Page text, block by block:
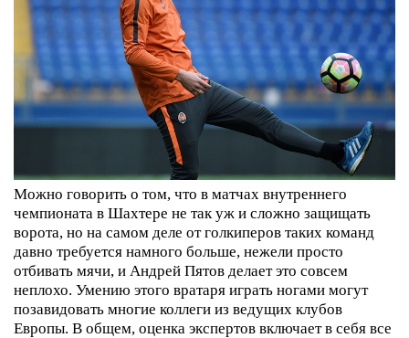
Можно говорить о том, что в матчах внутреннего
чемпионата в Шахтере не так уж и сложно защищать
ворота, но на самом деле от голкиперов таких команд
давно требуется намного больше, нежели просто
отбивать мячи, и Андрей Пятов делает это совсем
неплохо. Умению этого вратаря играть ногами могут
позавидовать многие коллеги из ведущих клубов
Европы. В общем, оценка экспертов включает в себя все